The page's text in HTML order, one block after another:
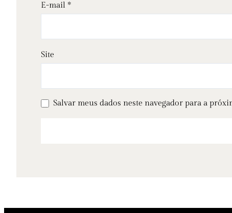
E-mail *
Site
Salvar meus dados neste navegador para a